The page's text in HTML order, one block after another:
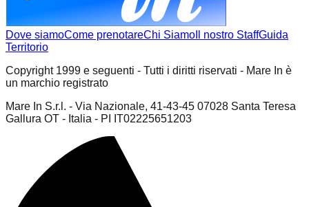
Dove siamoCome prenotareChi Siamo Il nostro StaffGuida
Territorio
Copyright 1999 e seguenti - Tutti i diritti riservati - Mare In è
un marchio registrato
Mare In S.r.l. - Via Nazionale, 41-43-45 07028 Santa Teresa
Gallura OT - Italia - PI IT02225651203